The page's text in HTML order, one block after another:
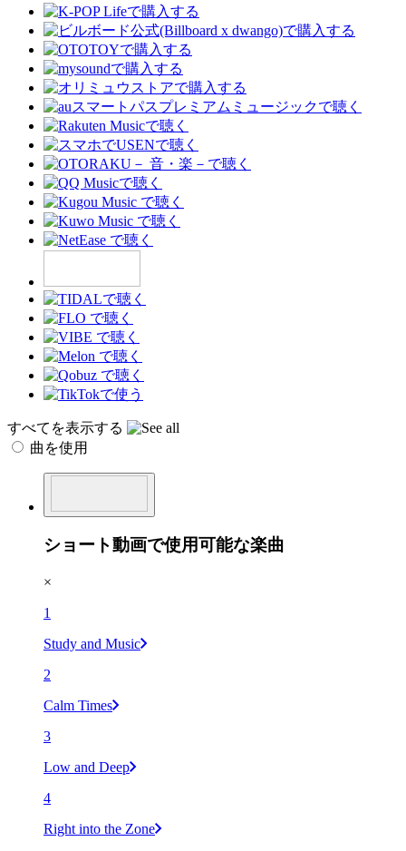
すべてを表示する
曲を使用
ショート動画で使用可能な楽曲
×
1
Study and Music
2
Calm Times
3
Low and Deep
4
Right into the Zone